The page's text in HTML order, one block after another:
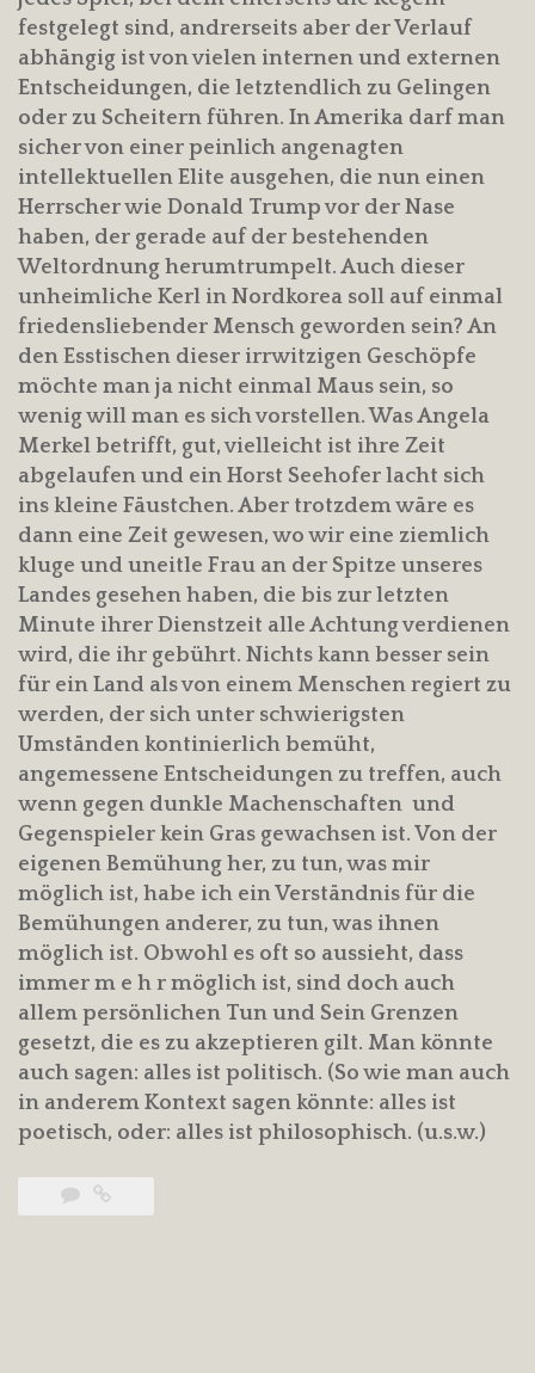
festgelegt sind, andrerseits aber der Verlauf
abhängig ist von vielen internen und externen
Entscheidungen, die letztendlich zu Gelingen
oder zu Scheitern führen. In Amerika darf man
sicher von einer peinlich angenagten
intellektuellen Elite ausgehen, die nun einen
Herrscher wie Donald Trump vor der Nase
haben, der gerade auf der bestehenden
Weltordnung herumtrumpelt. Auch dieser
unheimliche Kerl in Nordkorea soll auf einmal
friedensliebender Mensch geworden sein? An
den Esstischen dieser irrwitzigen Geschöpfe
möchte man ja nicht einmal Maus sein, so
wenig will man es sich vorstellen. Was Angela
Merkel betrifft, gut, vielleicht ist ihre Zeit
abgelaufen und ein Horst Seehofer lacht sich
ins kleine Fäustchen. Aber trotzdem wäre es
dann eine Zeit gewesen, wo wir eine ziemlich
kluge und uneitle Frau an der Spitze unseres
Landes gesehen haben, die bis zur letzten
Minute ihrer Dienstzeit alle Achtung verdienen
wird, die ihr gebührt. Nichts kann besser sein
für ein Land als von einem Menschen regiert zu
werden, der sich unter schwierigsten
Umständen kontinierlich bemüht,
angemessene Entscheidungen zu treffen, auch
wenn gegen dunkle Machenschaften und
Gegenspieler kein Gras gewachsen ist. Von der
eigenen Bemühung her, zu tun, was mir
möglich ist, habe ich ein Verständnis für die
Bemühungen anderer, zu tun, was ihnen
möglich ist. Obwohl es oft so aussieht, dass
immer m e h r möglich ist, sind doch auch
allem persönlichen Tun und Sein Grenzen
gesetzt, die es zu akzeptieren gilt. Man könnte
auch sagen: alles ist politisch. (So wie man auch
in anderem Kontext sagen könnte: alles ist
poetisch, oder: alles ist philosophisch. (u.s.w.)